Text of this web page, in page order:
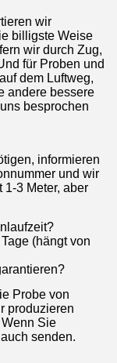
wir
billigste Weise
wir durch Zug,
für Proben und
dem Luftweg,
andere bessere
besprochen
informieren
und wir
1-3 Meter, aber
(hängt von
Probe von
produzieren
Sie
senden.